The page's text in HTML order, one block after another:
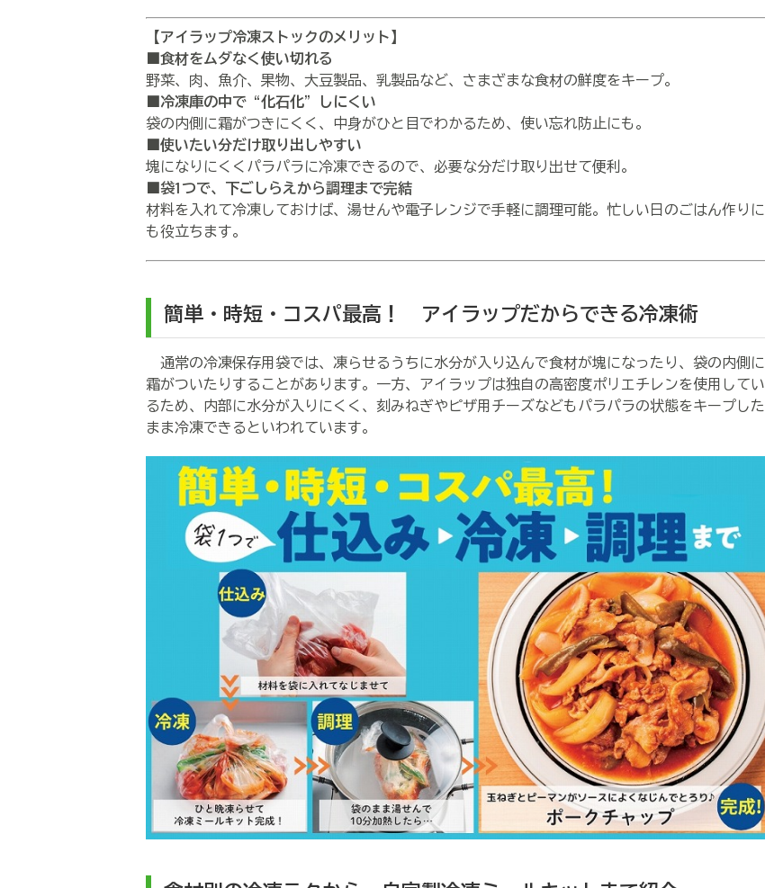
【アイラップ冷凍ストックのメリット】
■食材をムダなく使い切れる
野菜、肉、魚介、果物、大豆製品、乳製品など、さまざまな食材の鮮度をキープ。
■冷凍庫の中で“化石化”しにくい
袋の内側に霜がつきにくく、中身がひと目でわかるため、使い忘れ防止にも。
■使いたい分だけ取り出しやすい
塊になりにくくパラパラに冷凍できるので、必要な分だけ取り出せて便利。
■袋1つで、下ごしらえから調理まで完結
材料を入れて冷凍しておけば、湯せんや電子レンジで手軽に調理可能。忙しい日のごはん作りに
も役立ちます。
簡単・時短・コスパ最高！ アイラップだからできる冷凍術
通常の冷凍保存用袋では、凍らせるうちに水分が入り込んで食材が塊になったり、袋の内側に
霜がついたりすることがあります。一方、アイラップは独自の高密度ポリエチレンを使用してい
るため、内部に水分が入りにくく、刻みねぎやピザ用チーズなどもパラパラの状態をキープした
まま冷凍できるといわれています。